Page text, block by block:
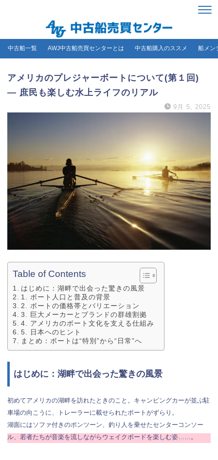
中古船一覧 AWJ中古船売買センターとは 中古船購入のススメ 船メン
アメリカのプレジャーボートについて(第１回)
― 庶民も楽しむ水上ライフのリアル
9月 5, 2025
Table of Contents
はじめに：湖畔で出会った驚きの風景
1. ボート人口と普及の背景
2. ボートの価格帯とバリエーション
3. 巨大メーカーとブランドの群雄割拠
4. アメリカのボート文化を支える仕組み
5. 日本へのヒント
まとめ：ボートは“特別”から“日常”へ
はじめに：湖畔で出会った驚きの風景
初めてアメリカの湖畔を訪れたときのこと。キャンピングカーが並ぶ駐
車場の向こうに、トレーラーに載せられたボートがずらり。
湖面にはソファ付きのポンツーン、釣り人を乗せたセンターコンソー
ル、若者たちが音楽を流しながらウェイクボードを楽しむ姿……。